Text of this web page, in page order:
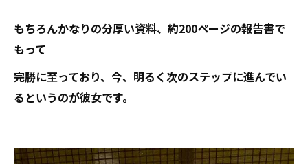
もちろんかなりの分厚い資料、約200ページの報告書で
もって
完勝に至っており、今、明るく次のステップに進んでい
るというのが彼女です。